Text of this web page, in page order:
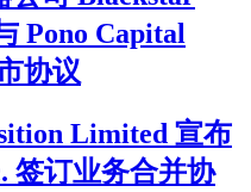
Pono Capital
协议
Limited 宣布
签订业务合并协